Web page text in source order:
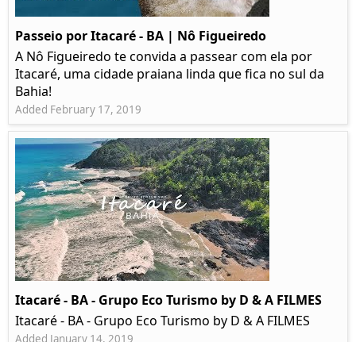
Passeio por Itacaré - BA | Nô Figueiredo
A Nô Figueiredo te convida a passear com ela por
Itacaré, uma cidade praiana linda que fica no sul da
Bahia!
Added February 17, 2019
Itacaré - BA - Grupo Eco Turismo by D & A FILMES
Itacaré - BA - Grupo Eco Turismo by D & A FILMES
Added January 14, 2019